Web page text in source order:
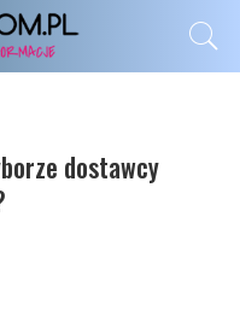
dostawcy